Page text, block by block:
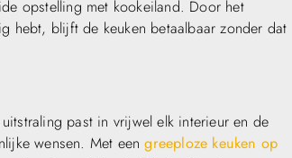
opstelling met kookeiland. Door het
hebt, blijft de keuken betaalbaar zonder dat
past in vrijwel elk interieur en de
wensen. Met eengreeploze keuken op